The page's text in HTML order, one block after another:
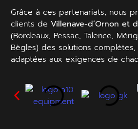
Grâce à ces partenariats, nous
clients de Villenave-d’Ornon et
(Bordeaux, Pessac, Talence,
Bègles) des solutions
adaptées aux exigences de